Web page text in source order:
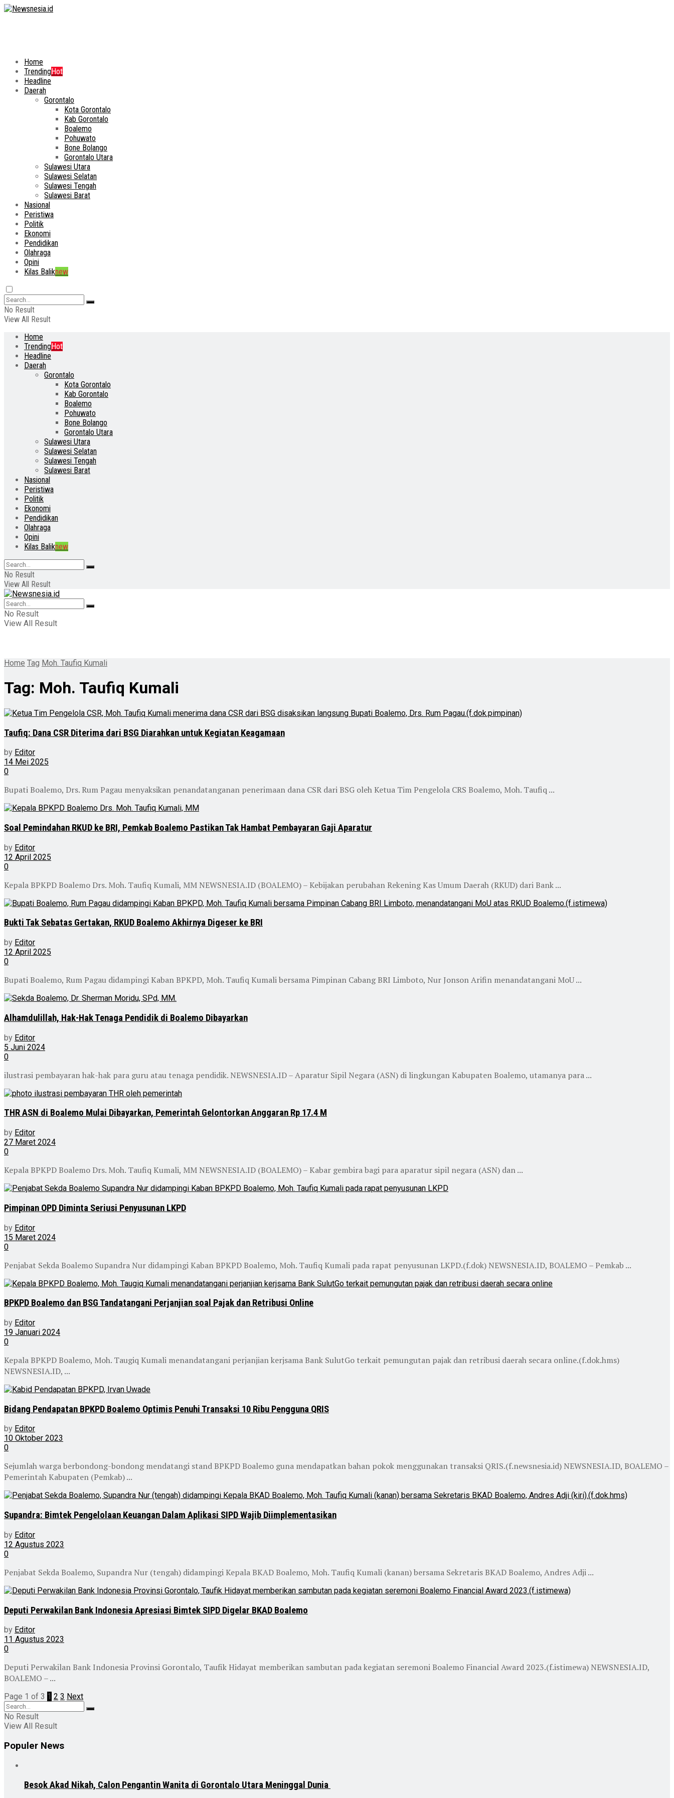
Home
TrendingHot
Headline
Daerah
Gorontalo
Kota Gorontalo
Kab Gorontalo
Boalemo
Pohuwato
Bone Bolango
Gorontalo Utara
Sulawesi Utara
Sulawesi Selatan
Sulawesi Tengah
Sulawesi Barat
Nasional
Peristiwa
Politik
Ekonomi
Pendidikan
Olahraga
Opini
Kilas Baliknew
No Result
View All Result
Home
TrendingHot
Headline
Daerah
Gorontalo
Kota Gorontalo
Kab Gorontalo
Boalemo
Pohuwato
Bone Bolango
Gorontalo Utara
Sulawesi Utara
Sulawesi Selatan
Sulawesi Tengah
Sulawesi Barat
Nasional
Peristiwa
Politik
Ekonomi
Pendidikan
Olahraga
Opini
Kilas Baliknew
No Result
View All Result
No Result
View All Result
Home Tag Moh. Taufiq Kumali
Tag: Moh. Taufiq Kumali
Taufiq: Dana CSR Diterima dari BSG Diarahkan untuk Kegiatan Keagamaan
by Editor
14 Mei 2025
0
Bupati Boalemo, Drs. Rum Pagau menyaksikan penandatanganan penerimaan dana CSR dari BSG oleh Ketua Tim Pengelola CRS Boalemo, Moh. Taufiq ...
Soal Pemindahan RKUD ke BRI, Pemkab Boalemo Pastikan Tak Hambat Pembayaran Gaji Aparatur
by Editor
12 April 2025
0
Kepala BPKPD Boalemo Drs. Moh. Taufiq Kumali, MM NEWSNESIA.ID (BOALEMO) – Kebijakan perubahan Rekening Kas Umum Daerah (RKUD) dari Bank ...
Bukti Tak Sebatas Gertakan, RKUD Boalemo Akhirnya Digeser ke BRI
by Editor
12 April 2025
0
Bupati Boalemo, Rum Pagau didampingi Kaban BPKPD, Moh. Taufiq Kumali bersama Pimpinan Cabang BRI Limboto, Nur Jonson Arifin menandatangani MoU ...
Alhamdulillah, Hak-Hak Tenaga Pendidik di Boalemo Dibayarkan
by Editor
5 Juni 2024
0
ilustrasi pembayaran hak-hak para guru atau tenaga pendidik. NEWSNESIA.ID – Aparatur Sipil Negara (ASN) di lingkungan Kabupaten Boalemo, utamanya para ...
THR ASN di Boalemo Mulai Dibayarkan, Pemerintah Gelontorkan Anggaran Rp 17.4 M
by Editor
27 Maret 2024
0
Kepala BPKPD Boalemo Drs. Moh. Taufiq Kumali, MM NEWSNESIA.ID (BOALEMO) – Kabar gembira bagi para aparatur sipil negara (ASN) dan ...
Pimpinan OPD Diminta Seriusi Penyusunan LKPD
by Editor
15 Maret 2024
0
Penjabat Sekda Boalemo Supandra Nur didampingi Kaban BPKPD Boalemo, Moh. Taufiq Kumali pada rapat penyusunan LKPD.(f.dok) NEWSNESIA.ID, BOALEMO – Pemkab ...
BPKPD Boalemo dan BSG Tandatangani Perjanjian soal Pajak dan Retribusi Online
by Editor
19 Januari 2024
0
Kepala BPKPD Boalemo, Moh. Taugiq Kumali menandatangani perjanjian kerjsama Bank SulutGo terkait pemungutan pajak dan retribusi daerah secara online.(f.dok.hms)
NEWSNESIA.ID, ...
Bidang Pendapatan BPKPD Boalemo Optimis Penuhi Transaksi 10 Ribu Pengguna QRIS
by Editor
10 Oktober 2023
0
Sejumlah warga berbondong-bondong mendatangi stand BPKPD Boalemo guna mendapatkan bahan pokok menggunakan transaksi QRIS.(f.newsnesia.id) NEWSNESIA.ID, BOALEMO –
Pemerintah Kabupaten (Pemkab) ...
Supandra: Bimtek Pengelolaan Keuangan Dalam Aplikasi SIPD Wajib Diimplementasikan
by Editor
12 Agustus 2023
0
Penjabat Sekda Boalemo, Supandra Nur (tengah) didampingi Kepala BKAD Boalemo, Moh. Taufiq Kumali (kanan) bersama Sekretaris BKAD Boalemo, Andres Adji ...
Deputi Perwakilan Bank Indonesia Apresiasi Bimtek SIPD Digelar BKAD Boalemo
by Editor
11 Agustus 2023
0
Deputi Perwakilan Bank Indonesia Provinsi Gorontalo, Taufik Hidayat memberikan sambutan pada kegiatan seremoni Boalemo Financial Award 2023.(f.istimewa) NEWSNESIA.ID,
BOALEMO – ...
Page 1 of 3 1 2 3 Next
No Result
View All Result
Populer News
Besok Akad Nikah, Calon Pengantin Wanita di Gorontalo Utara Meninggal Dunia